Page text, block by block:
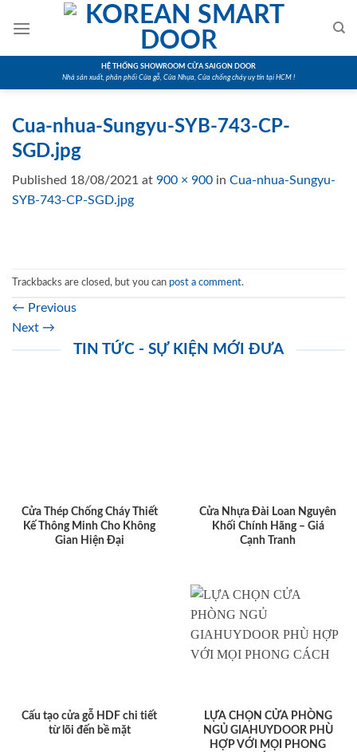
HỆ THỐNG SHOWROOM CỬA SAIGON DOOR
Nhà sản xuất, phân phối Cửa gỗ, Cửa Nhựa, Cửa chống cháy uy tín tại HCM !
Cua-nhua-Sungyu-SYB-743-CP-
SGD.jpg
Published 18/08/2021 at 900 × 900 in Cua-nhua-Sungyu-
SYB-743-CP-SGD.jpg
Trackbacks are closed, but you can post a comment.
← Previous
Next →
TIN TỨC - SỰ KIỆN MỚI ĐƯA
Cửa Thép Chống Cháy Thiết
Kế Thông Minh Cho Không
Gian Hiện Đại
Cửa Nhựa Đài Loan Nguyên
Khối Chính Hãng – Giá
Cạnh Tranh
Cấu tạo cửa gỗ HDF chi tiết
từ lõi đến bề mặt
LỰA CHỌN CỬA PHÒNG
NGỦ GIAHUYDOOR PHÙ
HỢP VỚI MỌI PHONG